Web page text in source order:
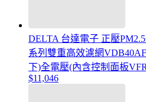
DELTA 台達電子 正壓
系列雙重高效濾網
下)全電壓(內含控制面板
$11,046